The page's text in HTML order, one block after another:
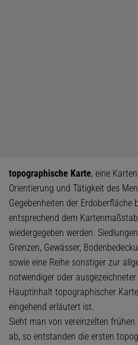
topographische Karte, eine
Orientierung und Tätigkeit des
Gegebenheiten der Erdoberfläche
entsprechend dem
wiedergegeben werden.
Grenzen, Gewässer,
sowie eine Reihe sonstiger zur
notwendiger oder
Hauptinhalt topographischer
eingehend erläutert ist.
Sieht man von vereinzelten
ab, so entstanden die ersten